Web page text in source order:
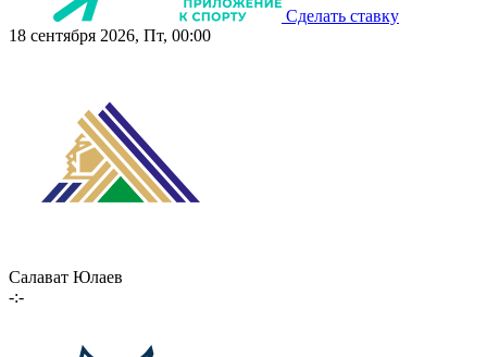
Сделать ставку
18 сентября 2026, Пт, 00:00
Салават Юлаев
-:-